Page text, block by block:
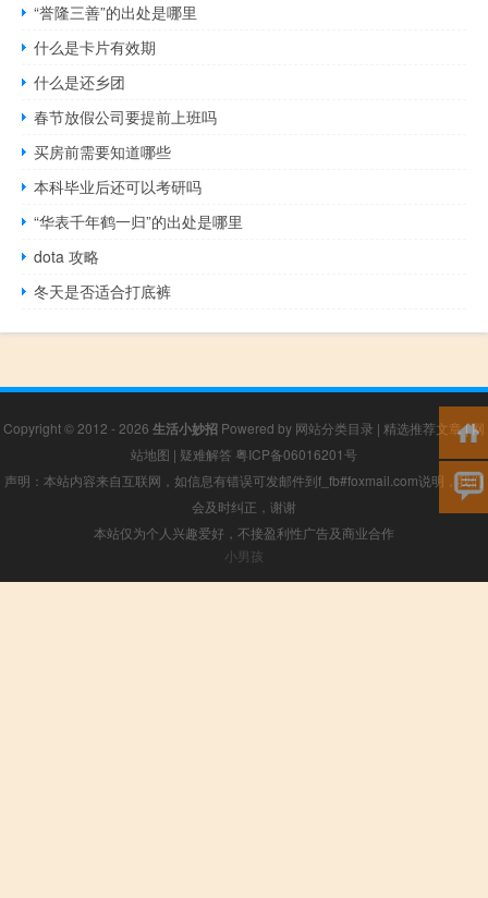
“誉隆三善”的出处是哪里
什么是卡片有效期
什么是还乡团
春节放假公司要提前上班吗
买房前需要知道哪些
本科毕业后还可以考研吗
“华表千年鹤一归”的出处是哪里
dota 攻略
冬天是否适合打底裤
Copyright © 2012 - 2026 生活小妙招 Powered by 网站分类目录 | 精选推荐文章|网
站地图 | 疑难解答 粤ICP备06016201号
声明：本站内容来自互联网，如信息有错误可发邮件到f_fb#foxmail.com说明，我们
会及时纠正，谢谢
本站仅为个人兴趣爱好，不接盈利性广告及商业合作
小男孩